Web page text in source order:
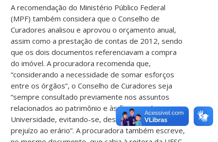
A recomendação do Ministério Público Federal
(MPF) também considera que o Conselho de
Curadores analisou e aprovou o orçamento anual,
assim como a prestação de contas de 2012, sendo
que os dois documentos referenciavam a compra
do imóvel. A procuradora recomenda que,
“considerando a necessidade de somar esforços
entre os órgãos”, o Conselho de Curadores seja
“sempre consultado previamente nos assuntos
relacionados ao patrimônio e às finanças da
Universidade, evitando-se, desta forma, eventual
prejuízo ao erário”. A procuradora também escreve,